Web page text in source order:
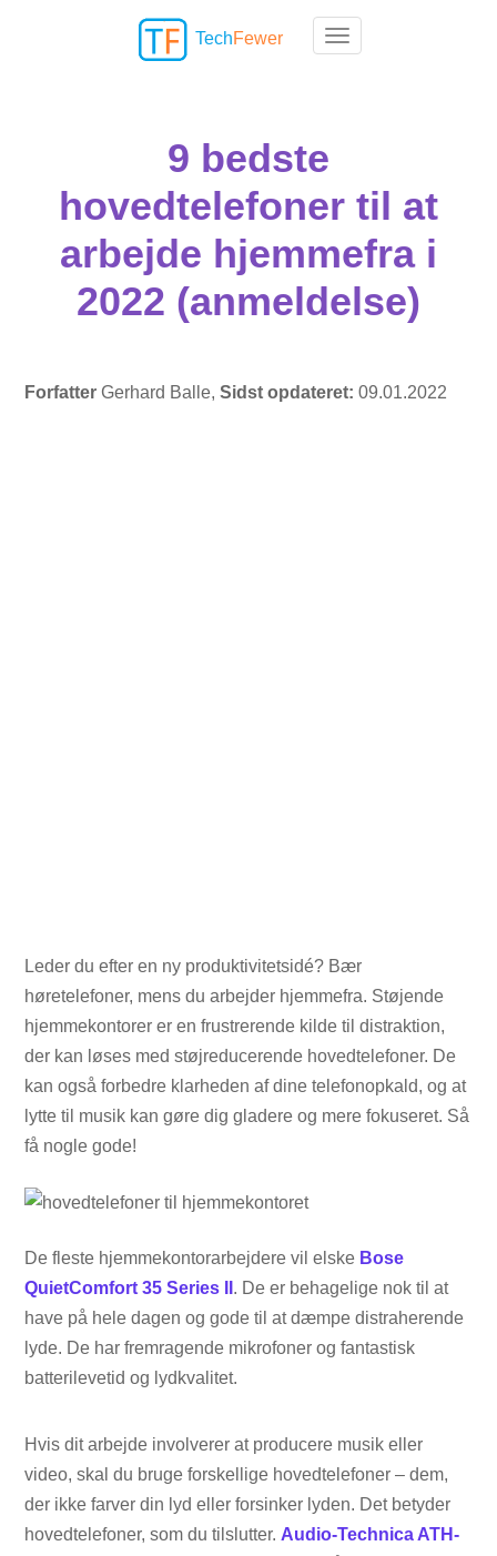
Toggle navigation
TechFewer
9 bedste
hovedtelefoner til at
arbejde hjemmefra i
2022 (anmeldelse)
Forfatter Gerhard Balle,Sidst opdateret:09.01.2022
Leder du efter en ny produktivitetsidé? Bær
høretelefoner, mens du arbejder hjemmefra. Støjende
hjemmekontorer er en frustrerende kilde til distraktion,
der kan løses med støjreducerende hovedtelefoner. De
kan også forbedre klarheden af ​​dine telefonopkald, og at
lytte til musik kan gøre dig gladere og mere fokuseret. Så
få nogle gode!
De fleste hjemmekontorarbejdere vil elske Bose
QuietComfort 35 Series II . De er behagelige nok til at
have på hele dagen og gode til at dæmpe distraherende
lyde. De har fremragende mikrofoner og fantastisk
batterilevetid og lydkvalitet.
Hvis dit arbejde involverer at producere musik eller
video, skal du bruge forskellige hovedtelefoner – dem,
der ikke farver din lyd eller forsinker lyden. Det betyder
hovedtelefoner, som du tilslutter. Audio-Technica ATH-